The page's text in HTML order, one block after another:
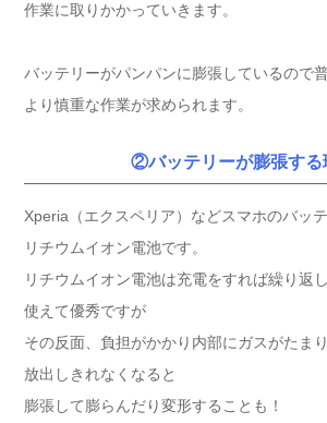
作業に取りかかっていきます。
バッテリーがパンパンに膨張しているので普
より慎重な作業が求められます。
②バッテリーが膨張する
Xperia（エクスペリア）などスマホのバッ
リチウムイオン電池です。
リチウムイオン電池は充電をすれば繰り返
使えて優秀ですが
その反面、負担がかかり内部にガスがたま
放出しきれなくなると
膨張して膨らんだり変形することも！